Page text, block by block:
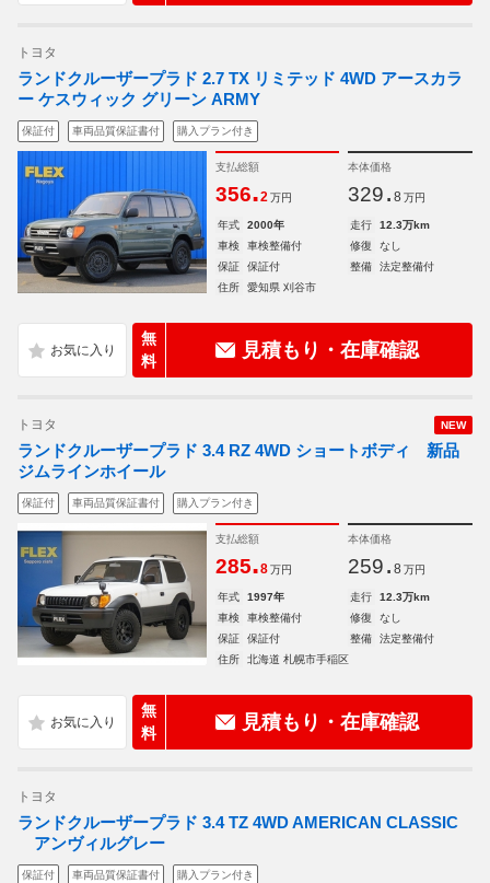
トヨタ
ランドクルーザープラド 2.7 TX リミテッド 4WD アースカラ
ー ケスウィック グリーン ARMY
保証付 車両品質保証書付 購入プラン付き
支払総額
356.2 万円
本体価格
329. 8 万円
年式 2000年 走行
12.3万km
車検
車検整備付 修復
なし
保証
保証付 整備
法定整備付
住所
愛知県 刈谷市
無
料
見積もり・在庫確認
NEW
トヨタ
ランドクルーザープラド 3.4 RZ 4WD ショートボディ 新品
ジムラインホイール
保証付 車両品質保証書付 購入プラン付き
支払総額
285.8 万円
本体価格
259. 8 万円
年式 1997年 走行
12.3万km
車検
車検整備付 修復
なし
保証
保証付 整備
法定整備付
住所
北海道 札幌市手稲区
無
料
見積もり・在庫確認
トヨタ
ランドクルーザープラド 3.4 TZ 4WD AMERICAN CLASSIC
アンヴィルグレー
保証付 車両品質保証書付 購入プラン付き